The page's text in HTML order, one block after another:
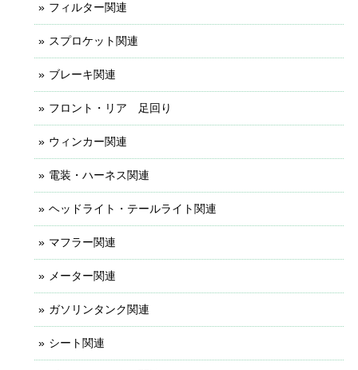
フィルター関連
スプロケット関連
ブレーキ関連
フロント・リア 足回り
ウィンカー関連
電装・ハーネス関連
ヘッドライト・テールライト関連
マフラー関連
メーター関連
ガソリンタンク関連
シート関連